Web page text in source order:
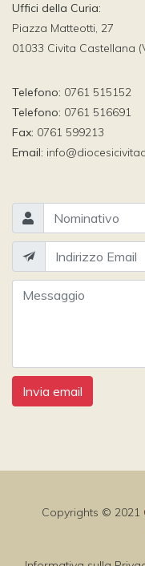
Uffici della Curia:
Piazza Matteotti, 27
01033 Civita Castellana
Telefono: 0761 515152
Telefono: 0761 516691
Fax: 0761 599213
Email:
Invia email
Copyrights © 2021